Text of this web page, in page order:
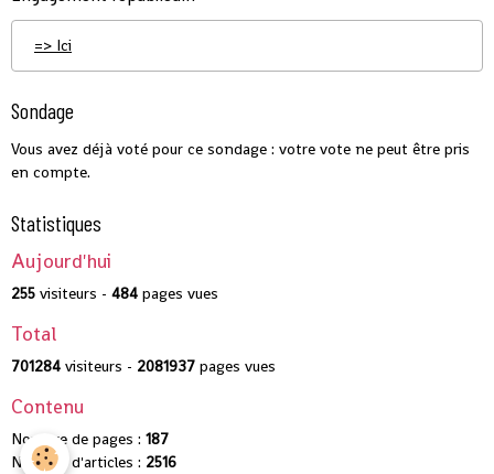
=> Ici
Sondage
Vous avez déjà voté pour ce sondage : votre vote ne peut être pris
en compte.
Statistiques
Aujourd'hui
255 visiteurs - 484 pages vues
Total
701284 visiteurs - 2081937 pages vues
Contenu
Nombre de pages : 187
Nombre d'articles : 2516